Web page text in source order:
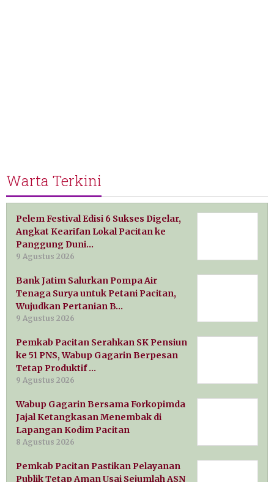
Warta Terkini
Pelem Festival Edisi 6 Sukses Digelar,
Angkat Kearifan Lokal Pacitan ke
Panggung Duni…
9 Agustus 2026
Bank Jatim Salurkan Pompa Air
Tenaga Surya untuk Petani Pacitan,
Wujudkan Pertanian B…
9 Agustus 2026
Pemkab Pacitan Serahkan SK Pensiun
ke 51 PNS, Wabup Gagarin Berpesan
Tetap Produktif …
9 Agustus 2026
Wabup Gagarin Bersama Forkopimda
Jajal Ketangkasan Menembak di
Lapangan Kodim Pacitan
8 Agustus 2026
Pemkab Pacitan Pastikan Pelayanan
Publik Tetap Aman Usai Sejumlah ASN